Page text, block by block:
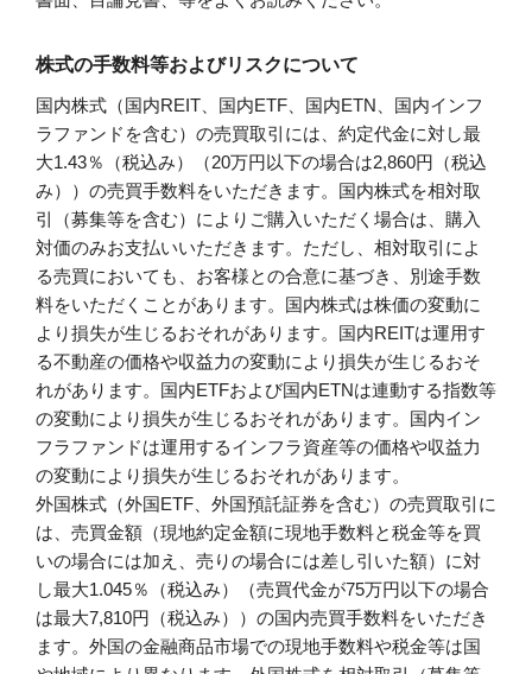
株式の手数料等およびリスクについて
国内株式（国内REIT、国内ETF、国内ETN、国内インフ
ラファンドを含む）の売買取引には、約定代金に対し最
大1.43％（税込み）（20万円以下の場合は2,860円（税込
み））の売買手数料をいただきます。国内株式を相対取
引（募集等を含む）によりご購入いただく場合は、購入
対価のみお支払いいただきます。ただし、相対取引によ
る売買においても、お客様との合意に基づき、別途手数
料をいただくことがあります。国内株式は株価の変動に
より損失が生じるおそれがあります。国内REITは運用す
る不動産の価格や収益力の変動により損失が生じるおそ
れがあります。国内ETFおよび国内ETNは連動する指数等
の変動により損失が生じるおそれがあります。国内イン
フラファンドは運用するインフラ資産等の価格や収益力
の変動により損失が生じるおそれがあります。
外国株式（外国ETF、外国預託証券を含む）の売買取引に
は、売買金額（現地約定金額に現地手数料と税金等を買
いの場合には加え、売りの場合には差し引いた額）に対
し最大1.045％（税込み）（売買代金が75万円以下の場合
は最大7,810円（税込み））の国内売買手数料をいただき
ます。外国の金融商品市場での現地手数料や税金等は国